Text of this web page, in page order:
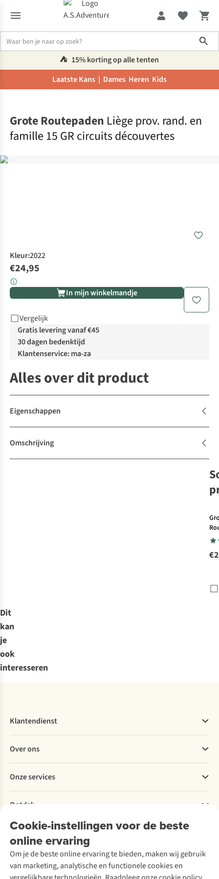
⛺️ 15% korting op alle tenten
Laatste Kans | Dames Heren Kids
Grote Routepaden Liège prov. rand. en
famille 15 GR circuits découvertes
Kleur:2022
€24,95
In mijn winkelmandje
Vergelijk
Gratis levering vanaf €45
30 dagen bedenktijd
Klantenservice: ma-za
Alles over dit product
Eigenschappen
Omschrijving
Dit
kan
je
ook
interesseren
Cookie-instellingen voor de beste
online ervaring
Om je de beste online ervaring te bieden, maken wij gebruik
van marketing, analytische en functionele cookies en
Klantendienst
Bestellen
Betalen
Levering
Retourneren
Bestelling herroepen
Garantie
Contact
Over ons
Explore More
Verantwoord ondernemen
Over Ayacucho
Onze winkels
Over A.S.Adventure
Toegankelijkheidsverklaring
Onze services
Ski-onderhoud
Wasservice
Schoenonderhoud
Schoenherstelling
Kledingherstelling
Ontdek
A.S.Magazine
Podcast
Explore Academy
Explore Camp
Gear Check
Meld je aan voor de nieuwsbrief